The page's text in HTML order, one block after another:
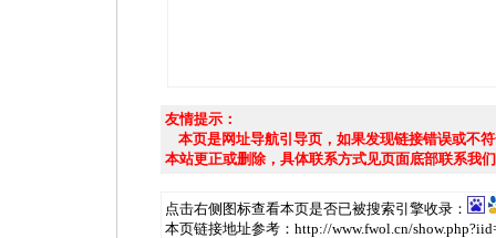
友情提示：
本页是网址导航引导页，如果发现链接错误或不
本站更正或删除，具体联系方式见页面底部联系我
点击右侧图标查看本页是否已被搜索引擎收录：
本页链接地址参考：http://www.fwol.cn/